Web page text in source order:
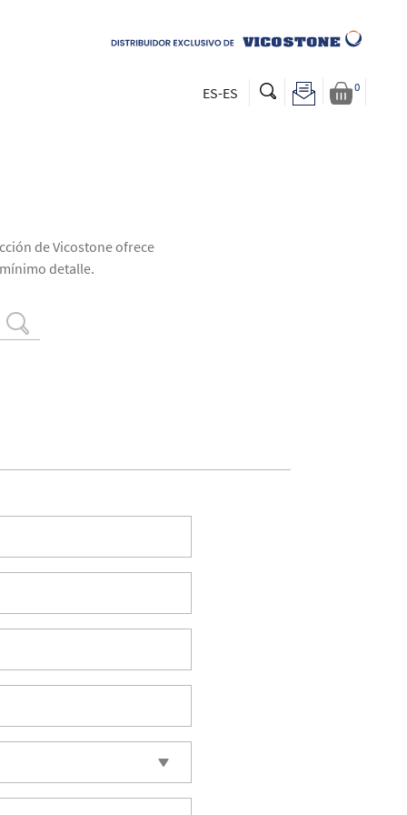
ES-ES 0
de Vicostone ofrece
detalle.